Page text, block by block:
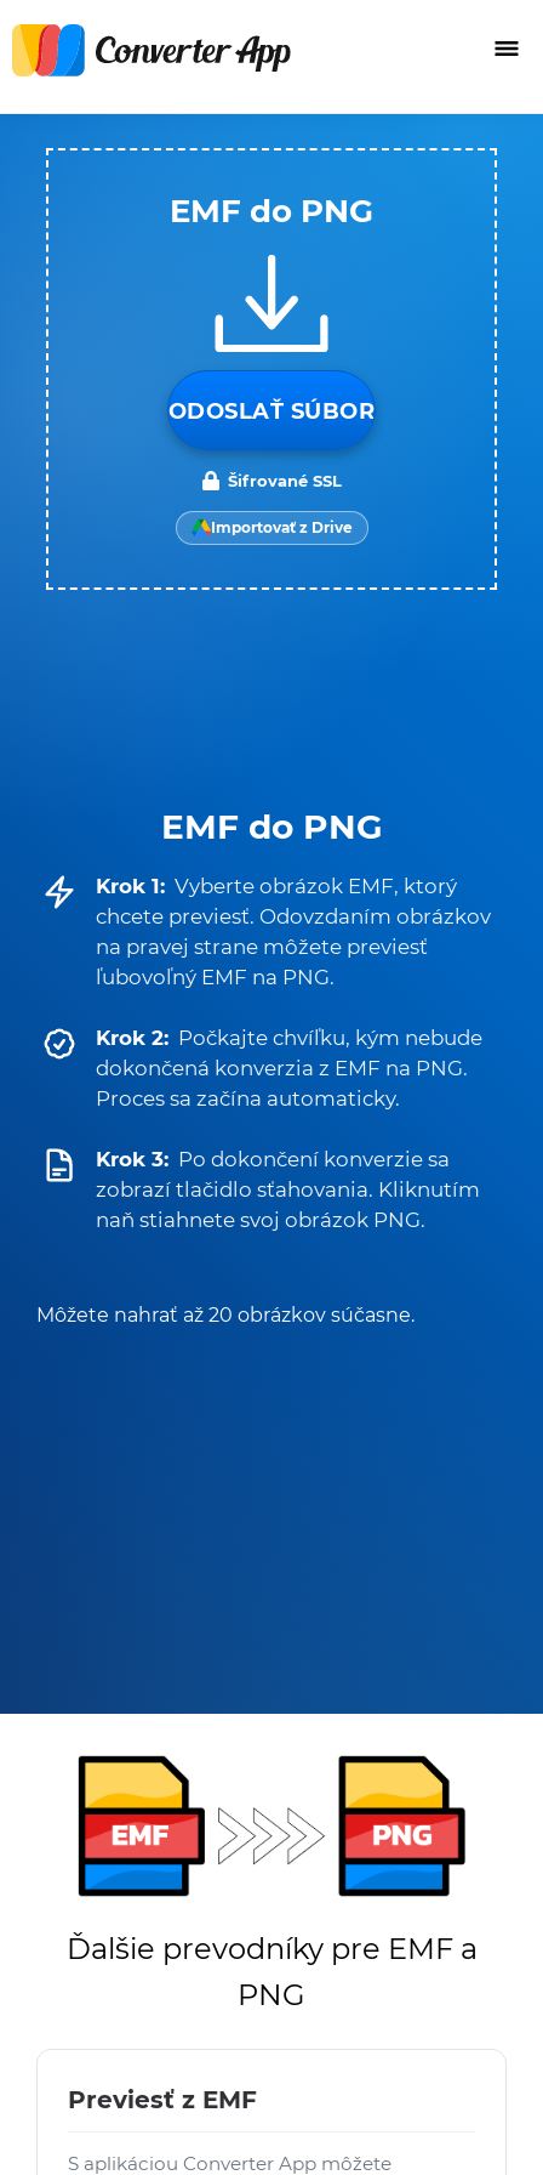
EMF do PNG
Krok 1: Vyberte obrázok EMF, ktorý
chcete previesť. Odovzdaním obrázkov
na pravej strane môžete previesť
ľubovoľný EMF na PNG.
Krok 2: Počkajte chvíľku, kým nebude
dokončená konverzia z EMF na PNG.
Proces sa začína automaticky.
Krok 3: Po dokončení konverzie sa
zobrazí tlačidlo sťahovania. Kliknutím
naň stiahnete svoj obrázok PNG.
Môžete nahrať až 20 obrázkov súčasne.
EMF do PNG
ODOSLAŤ SÚBOR
Šifrované SSL
Importovať z Drive
Ďalšie prevodníky pre EMF a
PNG
Previesť z EMF
S aplikáciou Converter App môžete